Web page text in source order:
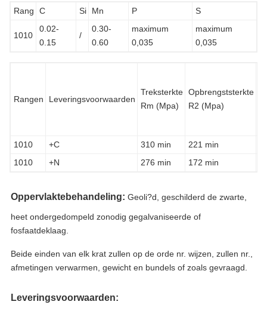
Rang C Si Mn P S
1010
0.02-
0.15
/
0.30-
0.60
maximum
0,035
maximum
0,035
Rangen Leveringsvoorwaarden
Treksterkte
Rm (Mpa)
Opbrengststerkte
R2 (Mpa)
1010
+C 310 min 221 min
1010
+N 276 min 172 min
Oppervlaktebehandeling: Geoli?d, geschilderd de zwarte,
heet ondergedompeld zonodig gegalvaniseerde of
fosfaatdeklaag.
Beide einden van elk krat zullen op de orde nr. wijzen, zullen nr.,
afmetingen verwarmen, gewicht en bundels of zoals gevraagd.
Leveringsvoorwaarden: